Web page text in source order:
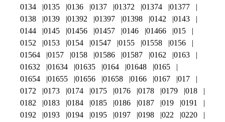
0134
0135 0136 0137 01372 01374
01377
0138
0139 01392 01397 01398 0142
0143
0144
0145 01456 01457 0146 01466
015
0152
0153 0154 01547 0155 01558
0156
01564
0157 0158 01586 01587 0162
0163
01632
01634 01635 0164 01648
0165
01654
01655 01656 01658 0166 0167
017
0172
0173 0174 0175 0176 0178 0179
018
0182
0183 0184 0185 0186 0187 019
0191
0192
0193 0194 0195 0197 0198 022
0220